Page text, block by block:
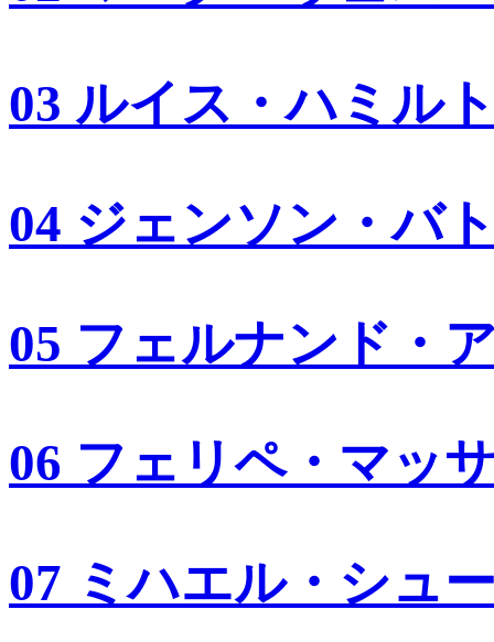
03 ルイス・ハミル
04 ジェンソン・バ
05 フェルナンド・
06 フェリペ・マッ
07 ミハエル・シュ